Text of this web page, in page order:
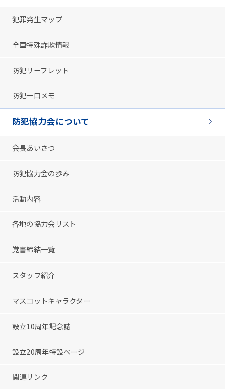
犯罪発生マップ
全国特殊詐欺情報
防犯リーフレット
防犯一口メモ
防犯協力会について
会長あいさつ
防犯協力会の歩み
活動内容
各地の協力会リスト
覚書締結一覧
スタッフ紹介
マスコットキャラクター
設立10周年記念誌
設立20周年特設ページ
関連リンク